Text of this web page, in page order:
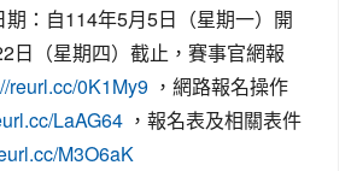
期：自114年5月5日（星期一）開
日（星期四）截止，賽事官網報
reurl.cc/0K1My9
，網路報名操作
LaAG64
，報名表及相關表件
M3O6aK